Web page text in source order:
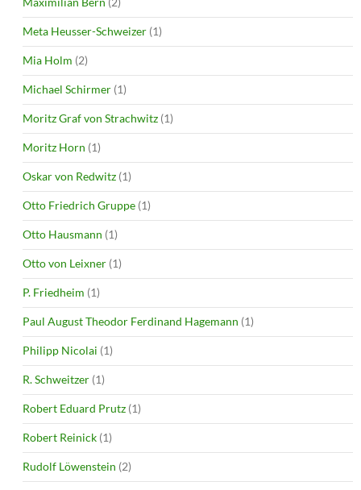
Meta Heusser-Schweizer (1)
Mia Holm (2)
Michael Schirmer (1)
Moritz Graf von Strachwitz (1)
Moritz Horn (1)
Oskar von Redwitz (1)
Otto Friedrich Gruppe (1)
Otto Hausmann (1)
Otto von Leixner (1)
P. Friedheim (1)
Paul August Theodor Ferdinand Hagemann (1)
Philipp Nicolai (1)
R. Schweitzer (1)
Robert Eduard Prutz (1)
Robert Reinick (1)
Rudolf Löwenstein (2)